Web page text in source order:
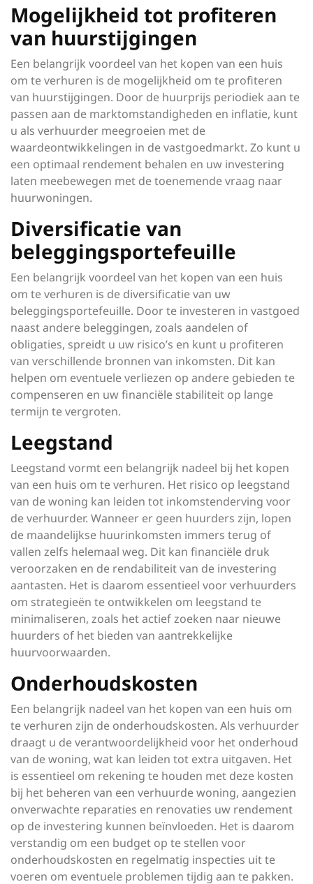
Mogelijkheid tot profiteren
van huurstijgingen
Een belangrijk voordeel van het kopen van een huis
om te verhuren is de mogelijkheid om te profiteren
van huurstijgingen. Door de huurprijs periodiek aan te
passen aan de marktomstandigheden en inflatie, kunt
u als verhuurder meegroeien met de
waardeontwikkelingen in de vastgoedmarkt. Zo kunt u
een optimaal rendement behalen en uw investering
laten meebewegen met de toenemende vraag naar
huurwoningen.
Diversificatie van
beleggingsportefeuille
Een belangrijk voordeel van het kopen van een huis
om te verhuren is de diversificatie van uw
beleggingsportefeuille. Door te investeren in vastgoed
naast andere beleggingen, zoals aandelen of
obligaties, spreidt u uw risico’s en kunt u profiteren
van verschillende bronnen van inkomsten. Dit kan
helpen om eventuele verliezen op andere gebieden te
compenseren en uw financiële stabiliteit op lange
termijn te vergroten.
Leegstand
Leegstand vormt een belangrijk nadeel bij het kopen
van een huis om te verhuren. Het risico op leegstand
van de woning kan leiden tot inkomstenderving voor
de verhuurder. Wanneer er geen huurders zijn, lopen
de maandelijkse huurinkomsten immers terug of
vallen zelfs helemaal weg. Dit kan financiële druk
veroorzaken en de rendabiliteit van de investering
aantasten. Het is daarom essentieel voor verhuurders
om strategieën te ontwikkelen om leegstand te
minimaliseren, zoals het actief zoeken naar nieuwe
huurders of het bieden van aantrekkelijke
huurvoorwaarden.
Onderhoudskosten
Een belangrijk nadeel van het kopen van een huis om
te verhuren zijn de onderhoudskosten. Als verhuurder
draagt u de verantwoordelijkheid voor het onderhoud
van de woning, wat kan leiden tot extra uitgaven. Het
is essentieel om rekening te houden met deze kosten
bij het beheren van een verhuurde woning, aangezien
onverwachte reparaties en renovaties uw rendement
op de investering kunnen beïnvloeden. Het is daarom
verstandig om een budget op te stellen voor
onderhoudskosten en regelmatig inspecties uit te
voeren om eventuele problemen tijdig aan te pakken.